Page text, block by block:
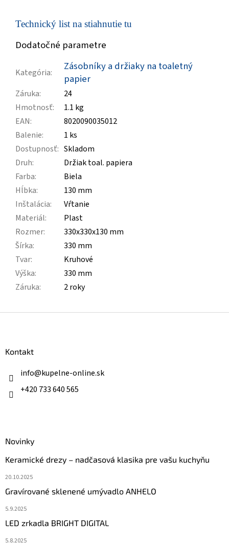
Technický list na stiahnutie tu
Dodatočné parametre
Kategória:
Zásobníky a držiaky na toaletný
papier
Záruka:
24
Hmotnosť:
1.1 kg
EAN:
8020090035012
Balenie:
1 ks
Dostupnosť: Skladom
Druh:
Držiak toal. papiera
Farba:
Biela
Hĺbka:
130 mm
Inštalácia:
Vŕtanie
Materiál:
Plast
Rozmer:
330x330x130 mm
Šírka:
330 mm
Tvar:
Kruhové
Výška:
330 mm
Záruka: 2 roky
Kontakt
info@kupelne-online.sk
+420 733 640 565
Novinky
Keramické drezy – nadčasová klasika pre vašu kuchyňu
20.10.2025
Gravírované sklenené umývadlo ANHELO
5.9.2025
LED zrkadla BRIGHT DIGITAL
5.8.2025